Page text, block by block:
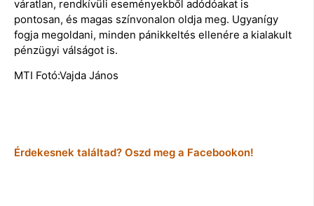
váratlan, rendkívüli eseményekből adódóakat is
pontosan, és magas színvonalon oldja meg. Ugyanígy
fogja megoldani, minden pánikkeltés ellenére a kialakult
pénzügyi válságot is.
MTI Fotó:Vajda János
Érdekesnek találtad? Oszd meg a Facebookon!